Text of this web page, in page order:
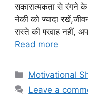
सकारात्मकता से रंगने
नेकी को ज्यादा
रास्ते की परवाह नहीं,
Read more
Categories
Motivational
Leave a